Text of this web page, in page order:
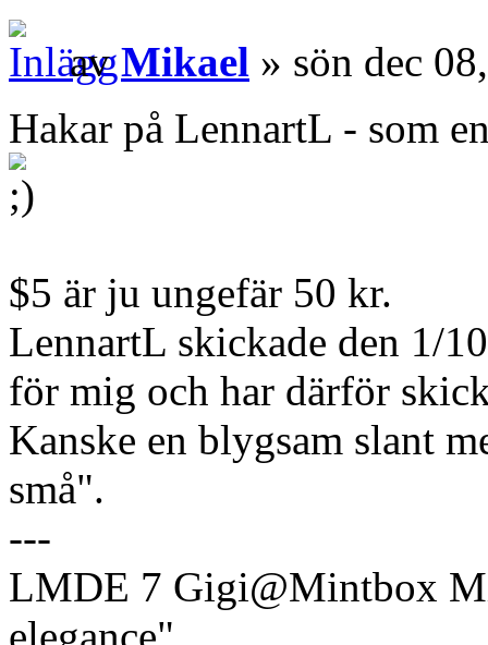
avMikael » sön dec
Hakar på LennartL - som
$5 är ju ungefär 50 kr.
LennartL skickade den 1/
för mig och har därför
Kanske en blygsam slant
små".
---
LMDE 7 Gigi@Mintbox
elegance"